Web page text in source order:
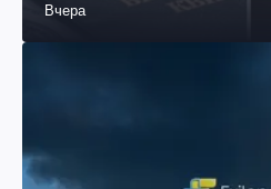
Вчера